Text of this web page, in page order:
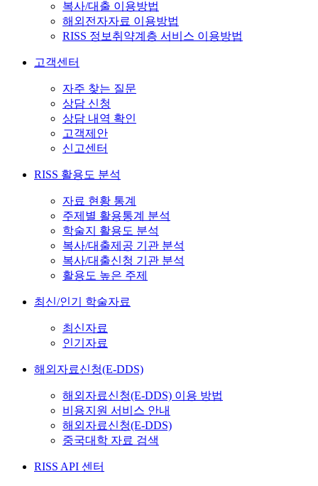
복사/대출 이용방법
해외전자자료 이용방법
RISS 정보취약계층 서비스 이용방법
고객센터
자주 찾는 질문
상담 신청
상담 내역 확인
고객제안
신고센터
RISS 활용도 분석
자료 현황 통계
주제별 활용통계 분석
학술지 활용도 분석
복사/대출제공 기관 분석
복사/대출신청 기관 분석
활용도 높은 주제
최신/인기 학술자료
최신자료
인기자료
해외자료신청(E-DDS)
해외자료신청(E-DDS) 이용 방법
비용지원 서비스 안내
해외자료신청(E-DDS)
중국대학 자료 검색
RISS API 센터